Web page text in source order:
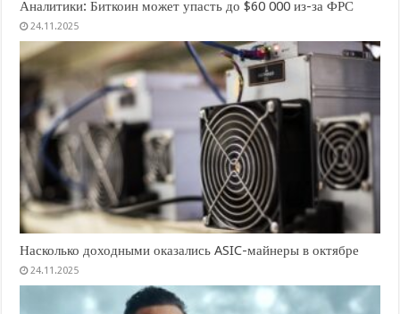
Аналитики: Биткоин может упасть до $60 000 из-за ФРС
24.11.2025
Насколько доходными оказались ASIC-майнеры в октябре
24.11.2025